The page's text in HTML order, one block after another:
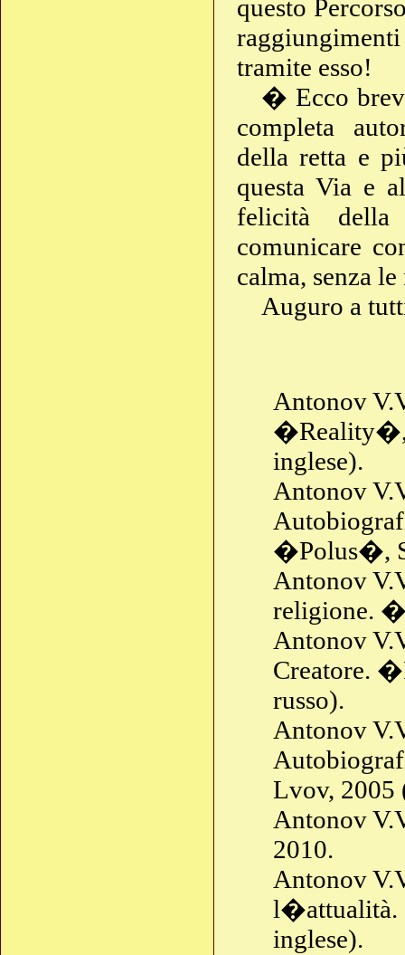
questo
tramite esso!
� Ecco
completa
della retta e
questa Via e
felicità
comunicare
calma, senza
Auguro a
Antonov
�Reality�,
inglese).
Antonov
�Polus�,
Antonov
religione.
Antonov
Creatore.
russo).
Antonov
Lvov, 2005
Antonov
2010.
Antonov
l�attualità.
inglese).